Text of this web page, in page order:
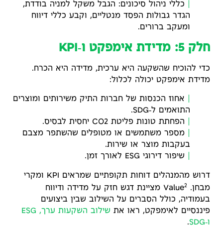
כללי ניהול סיכונים: הגבל משקל למניה בודדת,
הגדר גבולות הפסד מנטליים, וקבע כללי דיווח
ומעקב ברורים.
חלק 5: מדידת אימפקט ו‑KPI
כדי להוכיח שהשקעה היא ערכית, מדידה היא הכרח.
מדידת אימפקט יכולה לכלול:
אחוז הכנסות של חברות התיק משירותים ומוצרים
התואמים ל‑SDG.
הפחתת טונות פליטת CO2 יחסית לבסיס.
מספר משתמשים או מטופלים שהשתפר מצבם
בעקבות מוצר או שירות.
שיפור דירוגי ESG לאורך זמן.
דרוש מהמנהלים דוחות תקופתיים שמראים KPI ומקרי
מבחן. Value 2
מציינת דגש חזק על מדידה ודיווח
בעמודיה, כולל הסברים על השילוב שבין ביצועים
פיננסיים לאימפקט, ראו את
שילוב השקעות ערך, ESG
ו‑SDG
.